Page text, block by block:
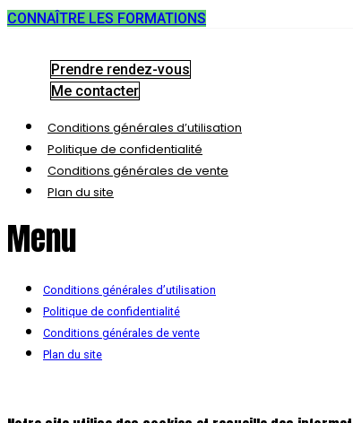
CONNAÎTRE LES FORMATIONS
Prendre rendez-vous
Me contacter
Conditions générales d’utilisation
Politique de confidentialité
Conditions générales de vente
Plan du site
Menu
Conditions générales d’utilisation
Politique de confidentialité
Conditions générales de vente
Plan du site